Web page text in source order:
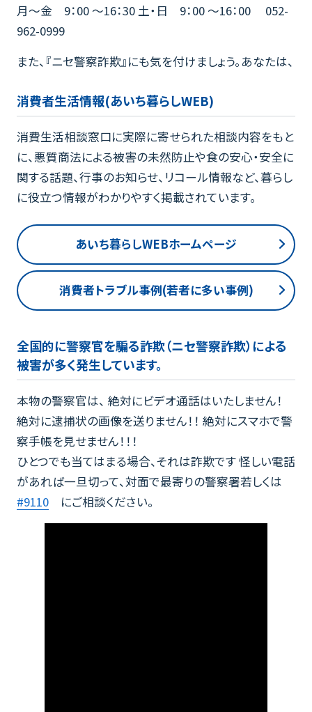
月～金 9：00 ～16：30 土・日 9：00 ～16：00 052-
962-0999
また、『ニセ警察詐欺』にも気を付けましょう。あなたは、
消費者生活情報(あいち暮らしWEB)
消費生活相談窓口に実際に寄せられた相談内容をもと
に、悪質商法による被害の未然防止や食の安心・安全に
関する話題、行事のお知らせ、リコール情報など、暮らし
に役立つ情報がわかりやすく掲載されています。
あいち暮らしWEBホームページ
消費者トラブル事例(若者に多い事例)
全国的に警察官を騙る詐欺（ニセ警察詐欺）による
被害が多く発生しています。
本物の警察官は、 絶対にビデオ通話はいたしません！
絶対に逮捕状の画像を送りません！！ 絶対にスマホで警
察手帳を見せません！！！
ひとつでも当てはまる場合、それは詐欺です 怪しい電話
があれば一旦切って、対面で最寄りの警察署若しくは
#9110にご相談ください。